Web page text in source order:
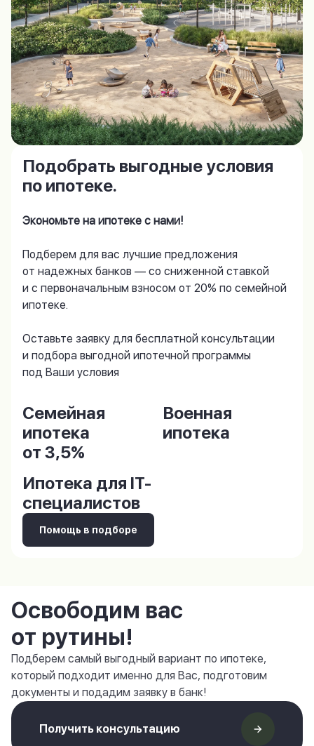
Подобрать выгодные условия
по ипотеке.
Экономьте на ипотеке с нами!
Подберем для вас лучшие предложения
от надежных банков — со сниженной ставкой
и с первоначальным взносом от 20% по семейной
ипотеке.
Оставьте заявку для бесплатной консультации
и подбора выгодной ипотечной программы
под Ваши условия
Семейная
ипотека
от 3,5%
Военная
ипотека
Ипотека для IT-
специалистов
Помощь в подборе
Освободим вас
от рутины!
Подберем самый выгодный вариант по ипотеке,
который подходит именно для Вас, подготовим
документы и подадим заявку в банк!
Получить консультацию